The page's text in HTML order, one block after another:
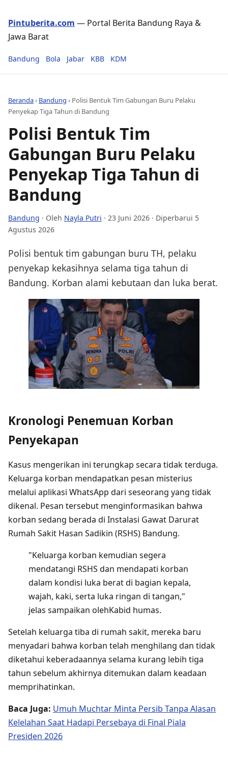
Pintuberita.com — Portal Berita Bandung Raya &
Jawa Barat
Bandung Bola Jabar KBB KDM
Beranda› Bandung › Polisi Bentuk Tim Gabungan Buru Pelaku
Penyekap Tiga Tahun di Bandung
Polisi Bentuk Tim
Gabungan Buru Pelaku
Penyekap Tiga Tahun di
Bandung
Bandung · Oleh Nayla Putri · 23 Juni 2026 · Diperbarui 5
Agustus 2026
Polisi bentuk tim gabungan buru TH, pelaku
penyekap kekasihnya selama tiga tahun di
Bandung. Korban alami kebutaan dan luka berat.
Kronologi Penemuan Korban
Penyekapan
Kasus mengerikan ini terungkap secara tidak terduga.
Keluarga korban mendapatkan pesan misterius
melalui aplikasi WhatsApp dari seseorang yang tidak
dikenal. Pesan tersebut menginformasikan bahwa
korban sedang berada di Instalasi Gawat Darurat
Rumah Sakit Hasan Sadikin (RSHS) Bandung.
"Keluarga korban kemudian segera
mendatangi RSHS dan mendapati korban
dalam kondisi luka berat di bagian kepala,
wajah, kaki, serta luka ringan di tangan,"
jelas sampaikan olehKabid humas.
Setelah keluarga tiba di rumah sakit, mereka baru
menyadari bahwa korban telah menghilang dan tidak
diketahui keberadaannya selama kurang lebih tiga
tahun sebelum akhirnya ditemukan dalam keadaan
memprihatinkan.
Baca Juga: Umuh Muchtar Minta Persib Tanpa Alasan
Kelelahan Saat Hadapi Persebaya di Final Piala
Presiden 2026